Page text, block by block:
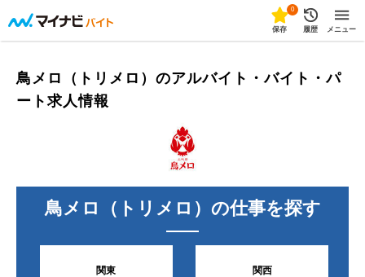
0
保存 履歴 メニュー
鳥メロ（トリメロ）のアルバイト・バイト・パ
ート求人情報
鳥メロ（トリメロ） の仕事を探す
関東 関西